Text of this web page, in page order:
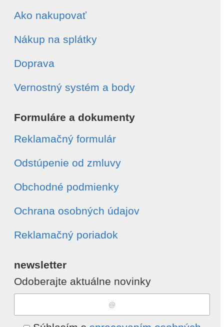
Ako nakupovať
Nákup na splátky
Doprava
Vernostný systém a body
Formuláre a dokumenty
Reklamačný formulár
Odstúpenie od zmluvy
Obchodné podmienky
Ochrana osobných údajov
Reklamačný poriadok
newsletter
Odoberajte aktuálne novinky